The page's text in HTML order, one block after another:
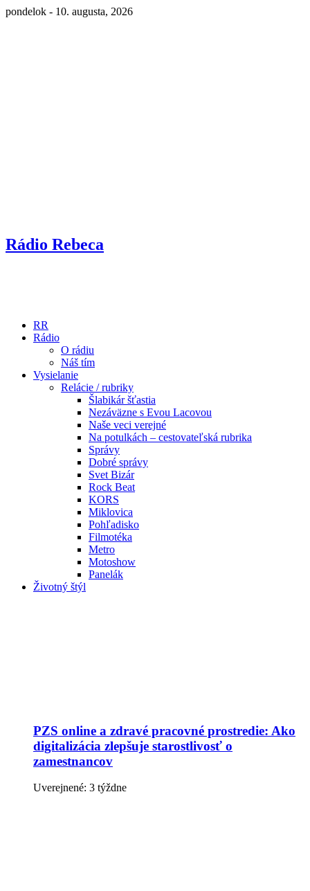
pondelok - 10. augusta, 2026
Rádio Rebeca
RR
Rádio
O rádiu
Náš tím
Vysielanie
Relácie / rubriky
Šlabikár šťastia
Nezáväzne s Evou Lacovou
Naše veci verejné
Na potulkách – cestovateľská rubrika
Správy
Dobré správy
Svet Bizár
Rock Beat
KORS
Miklovica
Pohľadisko
Filmotéka
Metro
Motoshow
Panelák
Životný štýl
PZS online a zdravé pracovné prostredie: Ako
digitalizácia zlepšuje starostlivosť o
zamestnancov
Uverejnené: 3 týždne